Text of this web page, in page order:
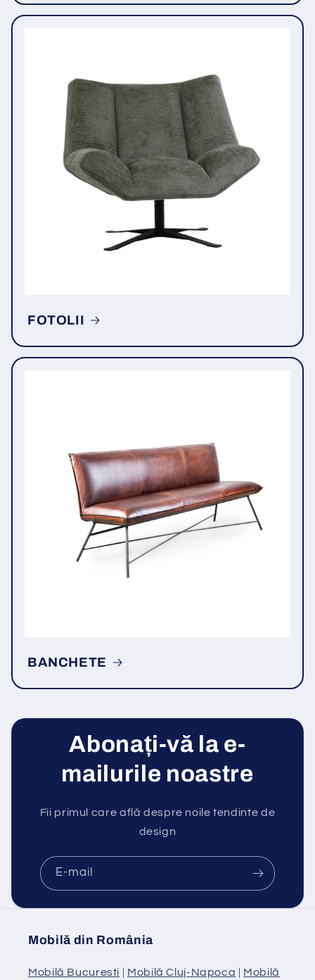
FOTOLII
BANCHETE
Abonați-vă la e-
mailurile noastre
Fii primul care află despre noile tendinte de
design
E-mail
Mobilă din România
Mobilă Bucuresti | Mobilă Cluj-Napoca | Mobilă